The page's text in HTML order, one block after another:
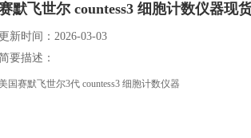
默飞世尔 countess3 细胞计数仪器现
更新时间：2026-03-03
要描述：
国赛默飞世尔3代 countess3 细胞计数仪器